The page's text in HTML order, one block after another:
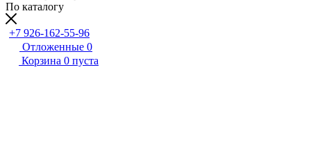
По каталогу
+7 926-162-55-96
Отложенные 0
Корзина 0 пуста